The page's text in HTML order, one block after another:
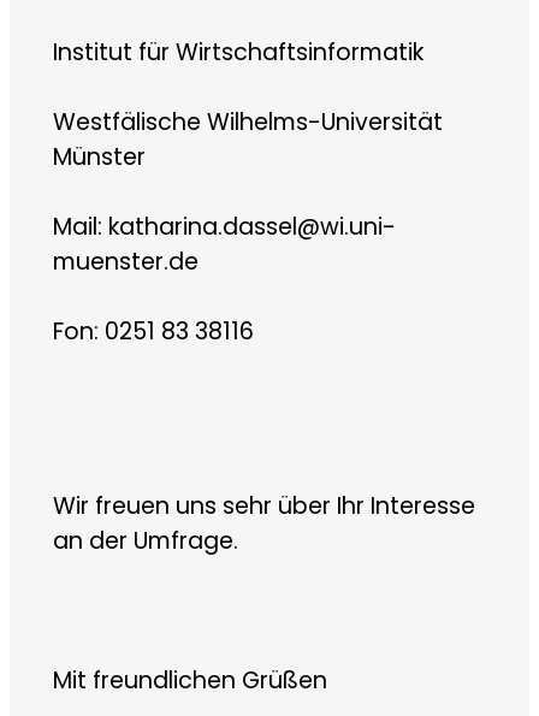
Institut für Wirtschaftsinformatik
Westfälische Wilhelms-Universität
Münster
Mail: katharina.dassel@wi.uni-
muenster.de
Fon: 0251 83 38116
­Wir freuen uns sehr über Ihr Interesse
an der Umfrage.
Mit freundlichen Grüßen